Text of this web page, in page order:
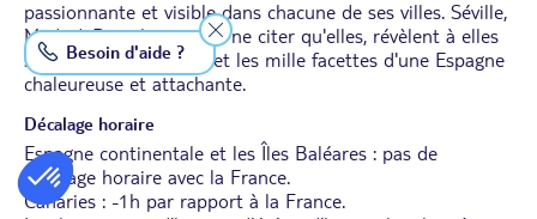
passionnante et visible dans chacune de ses villes. Séville,
Madrid, Barcelone, pour ne citer qu'elles, révèlent à elles
seules la riche culture et les mille facettes d'une Espagne
chaleureuse et attachante.
Décalage horaire
Espagne continentale et les Îles Baléares : pas de
décalage horaire avec la France.
Canaries : -1h par rapport à la France.
Besoin d'aide ?